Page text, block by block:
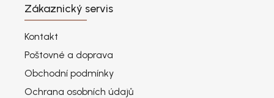
Zákaznický servis
Kontakt
Poštovné a doprava
Obchodní podmínky
Ochrana osobních údajů